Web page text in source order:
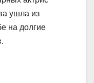
ушла из
на долгие